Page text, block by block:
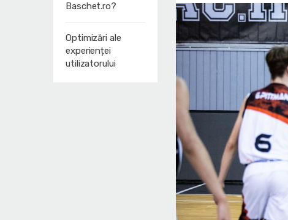
Baschet.ro?
Optimizări ale
experienței
utilizatorului